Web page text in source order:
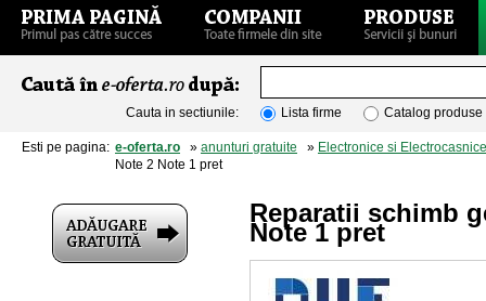
Cauta in sectiunile: Lista firme Catalog produse
Esti pe pagina: e-oferta.ro » anunturi gratuite » Electronice si Electrocasnice
Note 2 Note 1 pret
Reparatii schimb
Note 1 pret